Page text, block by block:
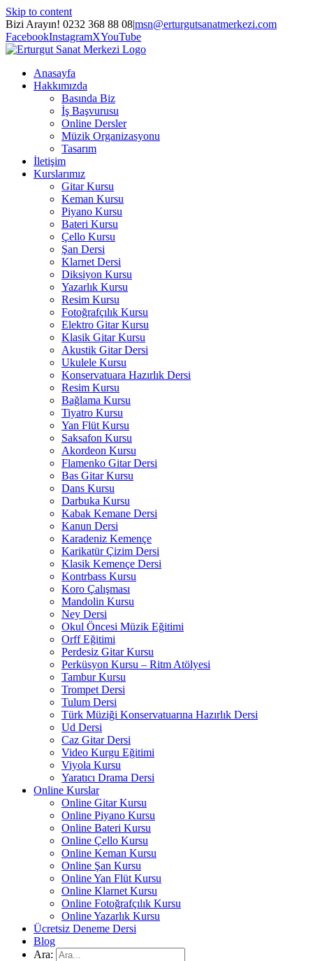
Skip to content
Bizi Arayın! 0232 368 88 08|msn@erturgutsanatmerkezi.com
FacebookInstagramXYouTube
Anasayfa
Hakkımızda
Basında Biz
İş Başvurusu
Online Dersler
Müzik Organizasyonu
Tasarım
İletişim
Kurslarımız
Gitar Kursu
Keman Kursu
Piyano Kursu
Bateri Kursu
Çello Kursu
Şan Dersi
Klarnet Dersi
Diksiyon Kursu
Yazarlık Kursu
Resim Kursu
Fotoğrafçılık Kursu
Elektro Gitar Kursu
Klasik Gitar Kursu
Akustik Gitar Dersi
Ukulele Kursu
Konservatuara Hazırlık Dersi
Resim Kursu
Bağlama Kursu
Tiyatro Kursu
Yan Flüt Kursu
Saksafon Kursu
Akordeon Kursu
Flamenko Gitar Dersi
Bas Gitar Kursu
Dans Kursu
Darbuka Kursu
Kabak Kemane Dersi
Kanun Dersi
Karadeniz Kemençe
Karikatür Çizim Dersi
Klasik Kemençe Dersi
Kontrbass Kursu
Koro Çalışması
Mandolin Kursu
Ney Dersi
Okul Öncesi Müzik Eğitimi
Orff Eğitimi
Perdesiz Gitar Kursu
Perküsyon Kursu – Ritm Atölyesi
Tambur Kursu
Trompet Dersi
Tulum Dersi
Türk Müziği Konservatuarına Hazırlık Dersi
Ud Dersi
Caz Gitar Dersi
Video Kurgu Eğitimi
Viyola Kursu
Yaratıcı Drama Dersi
Online Kurslar
Online Gitar Kursu
Online Piyano Kursu
Online Bateri Kursu
Online Çello Kursu
Online Keman Kursu
Online Şan Kursu
Online Yan Flüt Kursu
Online Klarnet Kursu
Online Fotoğrafçılık Kursu
Online Yazarlık Kursu
Ücretsiz Deneme Dersi
Blog
Ara: